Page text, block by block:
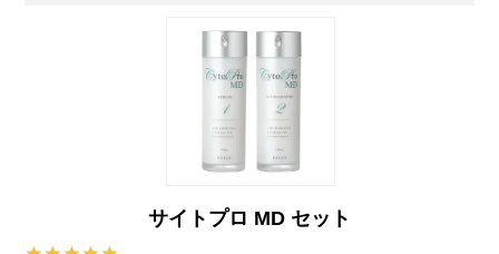
サイトプロ MD セット